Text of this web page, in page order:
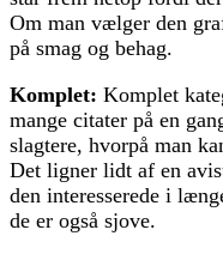
Om man vælger den
på smag og behag.
Komplet: Komplet
mange citater på en
slagtere, hvorpå man
Det ligner lidt af en
den interesserede i
de er også sjove.